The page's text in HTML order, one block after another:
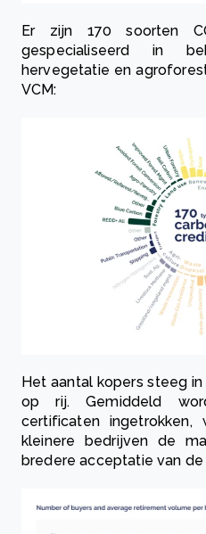
Er zijn 170 soorten
gespecialiseerd in
hervegetatie en
VCM:
Het aantal kopers steeg
op rij. Gemiddeld
certificaten
kleinere bedrijven de
bredere acceptatie van